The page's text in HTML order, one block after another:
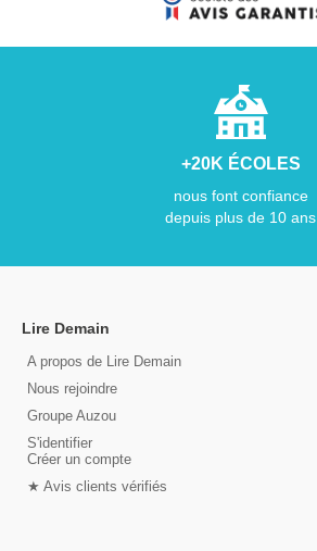
+20K ÉCOLES
nous font confiance
depuis plus de 10 ans
Lire Demain
A propos de Lire Demain
Nous rejoindre
Groupe Auzou
S'identifier
Créer un compte
★ Avis clients vérifiés